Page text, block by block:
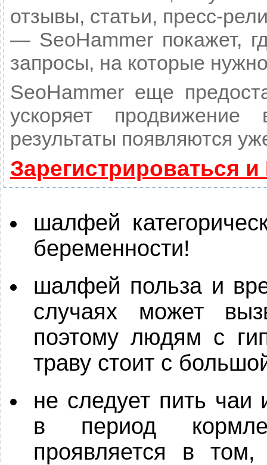
отзывы, статьи, пресс-
— SeoHammer покажет,
запросы, на которые
SeoHammer еще
ускоряет
результаты появляются
Зарегистрироваться
шалфей
беременности!
шалфей польза и
случаях может
поэтому людям с
траву стоит с
не следует пить
в период
проявляется в